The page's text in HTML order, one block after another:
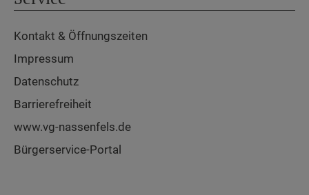
Kontakt & Öffnungszeiten
Impressum
Datenschutz
Barrierefreiheit
www.vg-nassenfels.de
Bürgerservice-Portal